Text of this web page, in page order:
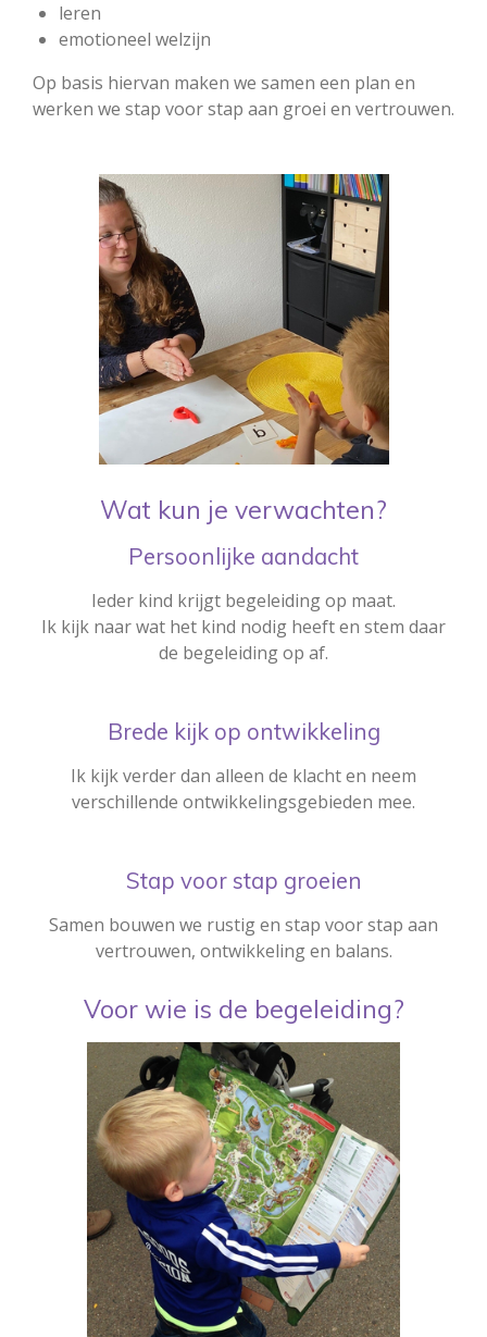
leren
emotioneel welzijn
Op basis hiervan maken we samen een plan en
werken we stap voor stap aan groei en vertrouwen.
Wat kun je verwachten?
Persoonlijke aandacht
Ieder kind krijgt begeleiding op maat.
Ik kijk naar wat het kind nodig heeft en stem daar
de begeleiding op af.
Brede kijk op ontwikkeling
Ik kijk verder dan alleen de klacht en neem
verschillende ontwikkelingsgebieden mee.
Stap voor stap groeien
Samen bouwen we rustig en stap voor stap aan
vertrouwen, ontwikkeling en balans.
Voor wie is de begeleiding?